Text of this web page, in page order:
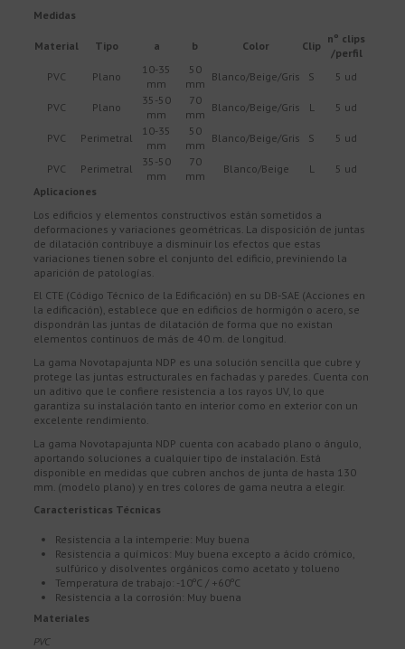
Medidas
Material Tipo a b Color Clip
nº clips
/perfil
PVC
Plano
10-35
mm
50
mm
Blanco/Beige/Gris S 5 ud
PVC Plano
35-50
mm
70
mm
Blanco/Beige/Gris L 5 ud
PVC Perimetral
10-35
mm
50
mm
Blanco/Beige/Gris S 5 ud
PVC Perimetral
35-50
mm
70
mm
Blanco/Beige L
5 ud
Aplicaciones
Los edificios y elementos constructivos están sometidos a
deformaciones y variaciones geométricas. La disposición de juntas
de dilatación contribuye a disminuir los efectos que estas
variaciones tienen sobre el conjunto del edificio, previniendo la
aparición de patologías.
El CTE (Código Técnico de la Edificación) en su DB-SAE (Acciones en
la edificación), establece que en edificios de hormigón o acero, se
dispondrán las juntas de dilatación de forma que no existan
elementos continuos de más de 40 m. de longitud.
La gama Novotapajunta NDP es una solución sencilla que cubre y
protege las juntas estructurales en fachadas y paredes. Cuenta con
un aditivo que le confiere resistencia a los rayos UV, lo que
garantiza su instalación tanto en interior como en exterior con un
excelente rendimiento.
La gama Novotapajunta NDP cuenta con acabado plano o ángulo,
aportando soluciones a cualquier tipo de instalación. Está
disponible en medidas que cubren anchos de junta de hasta 130
mm. (modelo plano) y en tres colores de gama neutra a elegir.
Características Técnicas
Resistencia a la intemperie: Muy buena
Resistencia a químicos: Muy buena excepto a ácido crómico,
sulfúrico y disolventes orgánicos como acetato y tolueno
Temperatura de trabajo: -10ºC / +60ºC
Resistencia a la corrosión: Muy buena
Materiales
PVC